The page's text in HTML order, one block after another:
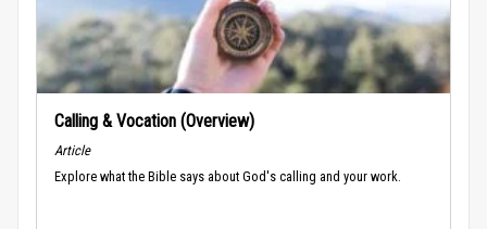
Calling & Vocation (Overview)
Article
Explore what the Bible says about God's calling and your work.